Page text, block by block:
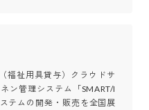
福祉用具貸与）クラウドサ
ン管理システム「SMART/I
テムの開発・販売を全国展